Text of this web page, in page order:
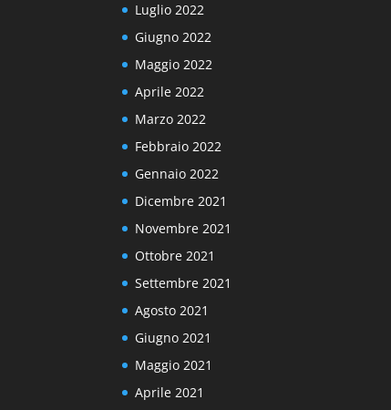
Luglio 2022
Giugno 2022
Maggio 2022
Aprile 2022
Marzo 2022
Febbraio 2022
Gennaio 2022
Dicembre 2021
Novembre 2021
Ottobre 2021
Settembre 2021
Agosto 2021
Giugno 2021
Maggio 2021
Aprile 2021